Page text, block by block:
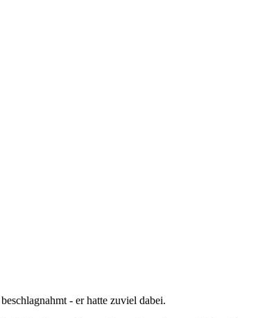
- er hatte zuviel dabei.